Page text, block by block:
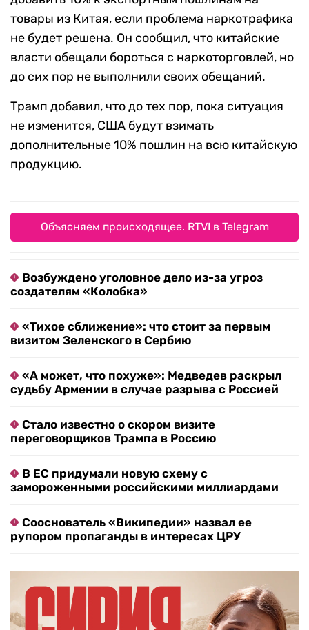
товары из Китая, если проблема наркотрафика
не будет решена. Он сообщил, что китайские
власти обещали бороться с наркоторговлей, но
до сих пор не выполнили своих обещаний.
Трамп добавил, что до тех пор, пока ситуация
не изменится, США будут взимать
дополнительные 10% пошлин на всю китайскую
продукцию.
Объясняем происходящее. RTVI в Telegram
Возбуждено уголовное дело из-за угроз
создателям «Колобка»
«Тихое сближение»: что стоит за первым
визитом Зеленского в Сербию
«А может, что похуже»: Медведев раскрыл
судьбу Армении в случае разрыва с Россией
Стало известно о скором визите
переговорщиков Трампа в Россию
В ЕС придумали новую схему с
замороженными российскими миллиардами
Сооснователь «Википедии» назвал ее
рупором пропаганды в интересах ЦРУ